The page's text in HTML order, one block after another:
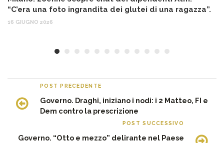
“C’era una foto ingrandita dei glutei di una ragazza”.
16 GIUGNO 2026
POST PRECEDENTE
Governo. Draghi, iniziano i nodi: i 2 Matteo, FI e
Dem contro la prescrizione
POST SUCCESSIVO
Governo. “Otto e mezzo” delirante nel Paese